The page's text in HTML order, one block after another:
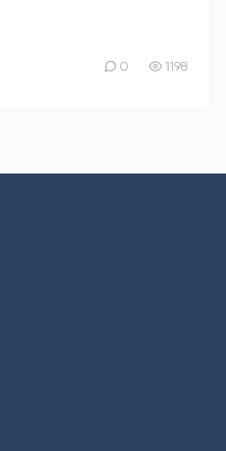
0 1198